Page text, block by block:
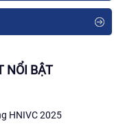
NỔI BẬT
HNIVC 2025